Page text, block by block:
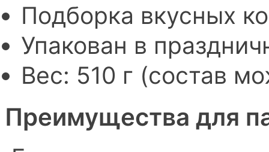
Подборка вкусных
Упакован в
Вес: 510 г (состав
Преимущества для